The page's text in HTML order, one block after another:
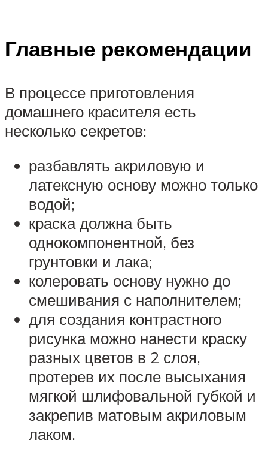
Главные рекомендации
В процессе приготовления
домашнего красителя есть
несколько секретов:
разбавлять акриловую и
латексную основу можно только
водой;
краска должна быть
однокомпонентной, без
грунтовки и лака;
колеровать основу нужно до
смешивания с наполнителем;
для создания контрастного
рисунка можно нанести краску
разных цветов в 2 слоя,
протерев их после высыхания
мягкой шлифовальной губкой и
закрепив матовым акриловым
лаком.